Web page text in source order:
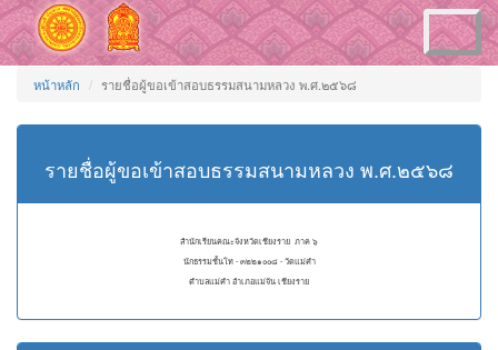
Toggle
navigation
หน้าหลัก รายชื่อผู้ขอเข้าสอบธรรมสนามหลวง พ.ศ.๒๕๖๘
รายชื่อผู้ขอเข้าสอบธรรมสนามหลวง พ.ศ.๒๕๖๘
สำนักเรียนคณะจังหวัดเชียงราย ภาค ๖
นักธรรมชั้นโท - ๓๒๒๑๐๐๘ - วัดแม่คำ
ตำบลแม่คำ อำเภอแม่จัน เชียงราย